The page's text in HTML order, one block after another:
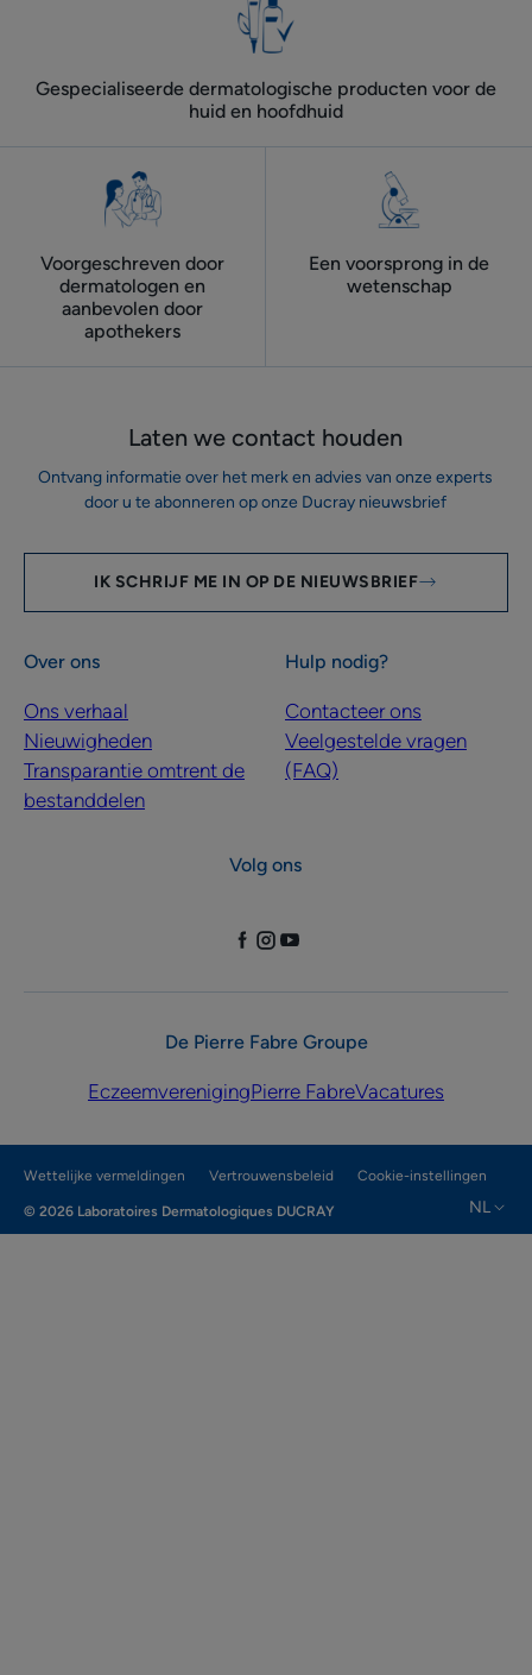
Gespecialiseerde dermatologische producten voor de
huid en hoofdhuid
Voorgeschreven door
dermatologen ​en
aanbevolen door
apothekers
Een voorsprong in de
wetenschap
Laten we contact houden
Ontvang informatie over het merk en advies van onze experts
door u te abonneren op onze Ducray nieuwsbrief
IK SCHRIJF ME IN OP DE NIEUWSBRIEF
Over ons
Ons verhaal
Nieuwigheden
Transparantie omtrent de
bestanddelen
Hulp nodig?
Contacteer ons
Veelgestelde vragen
(FAQ)
Volg ons
De Pierre Fabre Groupe
EczeemverenigingPierre FabreVacatures
Wettelijke vermeldingen Vertrouwensbeleid Cookie-instellingen
© 2026 Laboratoires Dermatologiques DUCRAY NL